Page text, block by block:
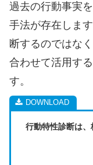
過去の行動事実
手法が存在しま
断するのではな
合わせて活用す
す。
行動特性診断は、